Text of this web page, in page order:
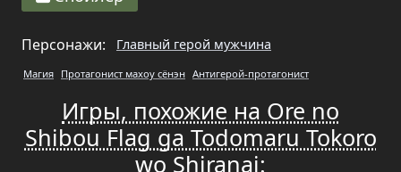
Персонажи: Главный герой мужчина
Магия Протагонист махоу сёнэн Антигерой-протагонист
Игры, похожие на Ore no
Shibou Flag ga Todomaru Tokoro
wo Shiranai: